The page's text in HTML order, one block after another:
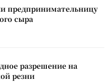
предпринимательницу
сыра
разрешение на
резни